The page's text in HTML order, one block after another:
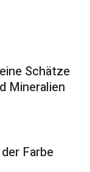
Schätze
Mineralien
Farbe